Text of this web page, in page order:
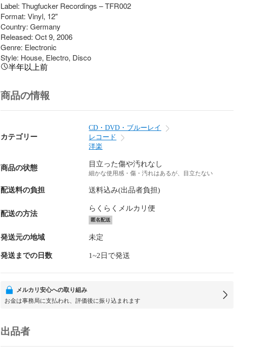
Label: Thugfucker Recordings – TFR002
Format: Vinyl, 12"
Country: Germany
Released: Oct 9, 2006
Genre: Electronic
Style: House, Electro, Disco
半年以上前
商品の情報
カテゴリー
CD・DVD・ブルーレイ
レコード
洋楽
商品の状態 目立った傷や汚れなし
細かな使用感・傷・汚れはあるが、目立たない
配送料の負担 送料込み(出品者負担)
配送の方法
らくらくメルカリ便
匿名配送
発送元の地域 未定
発送までの日数 1~2日で発送
メルカリ安心への取り組み
お金は事務局に支払われ、評価後に振り込まれます
出品者